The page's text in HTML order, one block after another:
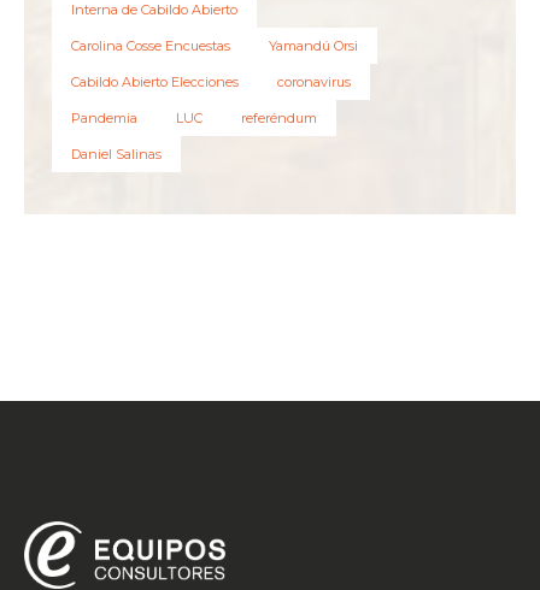
Interna de Cabildo Abierto
Carolina Cosse Encuestas Yamandú Orsi
Cabildo Abierto Elecciones coronavirus
Pandemia LUC referéndum
Daniel Salinas